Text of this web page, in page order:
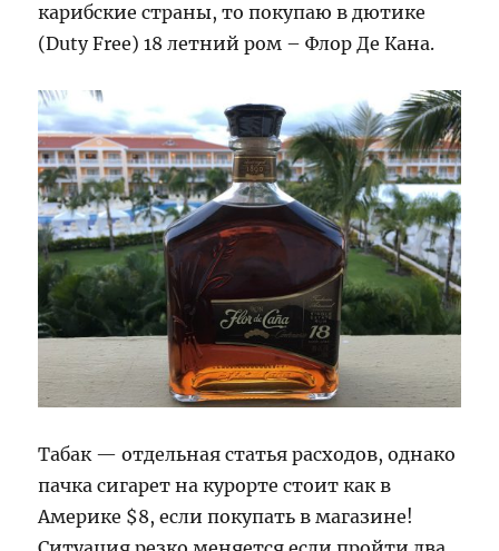
карибские страны, то покупаю в дютике
(Duty Free) 18 летний ром – Флор Де Кана.
Табак — отдельная статья расходов, однако
пачка сигарет на курорте стоит как в
Америке $8, если покупать в магазине!